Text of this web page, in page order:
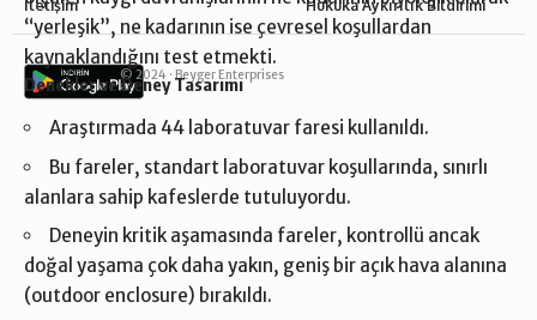
“yerleşik”, ne kadarının ise çevresel koşullardan
kaynaklandığını test etmekti.
Denekler ve Deney Tasarımı
Araştırmada 44 laboratuvar faresi kullanıldı.
Bu fareler, standart laboratuvar koşullarında, sınırlı
alanlara sahip kafeslerde tutuluyordu.
Deneyin kritik aşamasında fareler, kontrollü ancak
doğal yaşama çok daha yakın, geniş bir açık hava alanına
(outdoor enclosure) bırakıldı.
İletişim
Hukuka Aykırılık Bildirimi
© 2024 ·Beyger Enterprises